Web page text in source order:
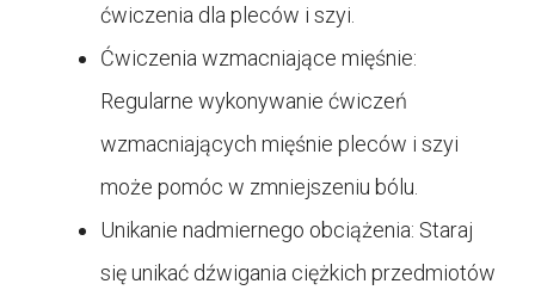
ćwiczenia dla pleców i szyi.
Ćwiczenia wzmacniające mięśnie:
Regularne wykonywanie ćwiczeń
wzmacniających mięśnie pleców i szyi
może pomóc w zmniejszeniu bólu.
Unikanie nadmiernego obciążenia: Staraj
się unikać dźwigania ciężkich przedmiotów